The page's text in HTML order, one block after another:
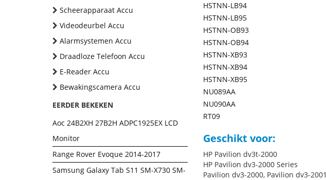
Scheerapparaat Accu
Videodeurbel Accu
Alarmsystemen Accu
Draadloze Telefoon Accu
E-Reader Accu
Bewakingscamera Accu
EERDER BEKEKEN
Aoc 24B2XH 27B2H ADPC1925EX LCD
Monitor
Range Rover Evoque 2014-2017
Samsung Galaxy Tab S11 SM-X730 SM-
HSTNN-LB94
HSTNN-LB95
HSTNN-OB93
HSTNN-OB94
HSTNN-XB93
HSTNN-XB94
HSTNN-XB95
NU089AA
NU090AA
RT09
Geschikt voor:
HP Pavilion dv3t-2000
HP Pavilion dv3-2000 Series
Pavilion dv3-2000, Pavilion dv3-